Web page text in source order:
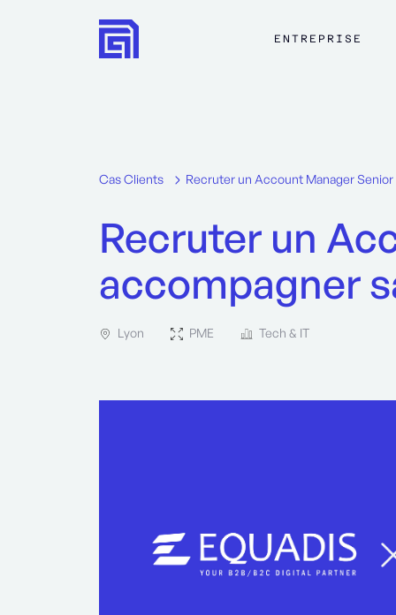
ENTREPRISE
Cas Clients Recruter un Account Manager
Recruter un
accompagner
Lyon PME Tech & IT